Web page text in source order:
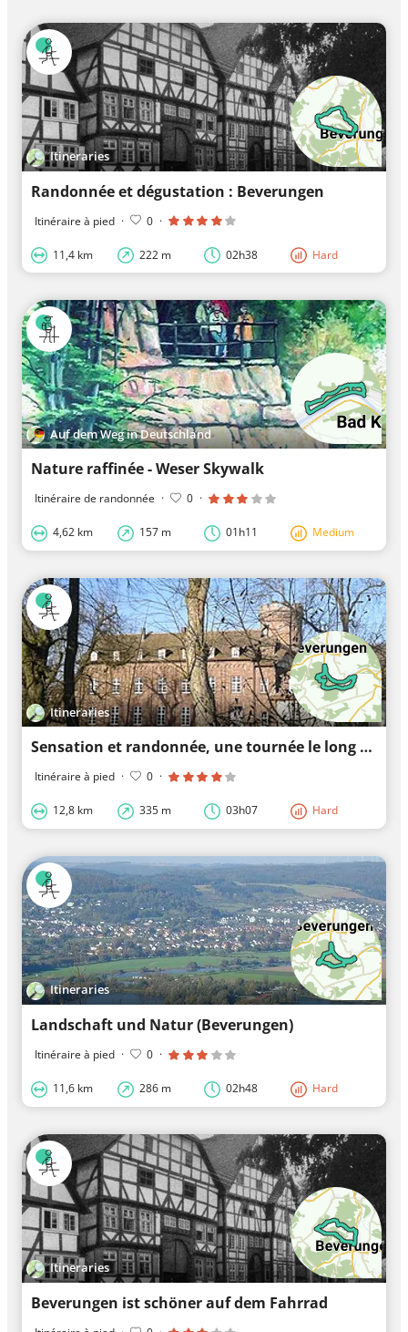
Itineraries
Randonnée et dégustation : Beverungen
Itinéraire à pied · 0 ·
11,4 km 222 m 02h38 Hard
Auf dem Weg in Deutschland
Nature raffinée - Weser Skywalk
Itinéraire de randonnée · 0 ·
4,62 km 157 m 01h11 Medium
Itineraries
Sensation et randonnée, une tournée le long d'une abbaye
Itinéraire à pied · 0 ·
12,8 km 335 m 03h07 Hard
Itineraries
Landschaft und Natur (Beverungen)
Itinéraire à pied · 0 ·
11,6 km 286 m 02h48 Hard
Itineraries
Beverungen ist schöner auf dem Fahrrad